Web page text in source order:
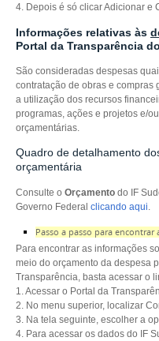
4. Depois é só clicar Adicionar e
Informações relativas às
Portal da Transparência
São consideradas despesas
contratação de obras e compras
a utilização dos recursos
programas, ações e projetos e/
orçamentárias.
Quadro de detalhamento
orçamentária
Consulte o Orçamento do IF
Governo Federal clicando aqui
Passo a passo para encontrar
Para encontrar as informações
meio do orçamento da despesa
Transparência, basta acessar o
1. Acessar o Portal da
2. No menu superior, localizar
3. Na tela seguinte, escolher a
4. Para acessar os dados do IF